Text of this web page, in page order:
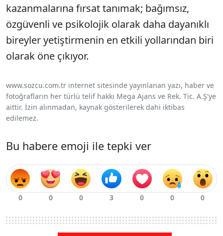
kazanmalarına fırsat tanımak; bağımsız,
özgüvenli ve psikolojik olarak daha dayanıklı
bireyler yetiştirmenin en etkili yollarından biri
olarak öne çıkıyor.
www.sozcu.com.tr internet sitesinde yayınlanan yazı, haber ve
fotoğrafların her türlü telif hakkı Mega Ajans ve Rek. Tic. A.Ş'ye
aittir. İzin alınmadan, kaynak gösterilerek dahi iktibas
edilemez.
Bu habere emoji ile tepki ver